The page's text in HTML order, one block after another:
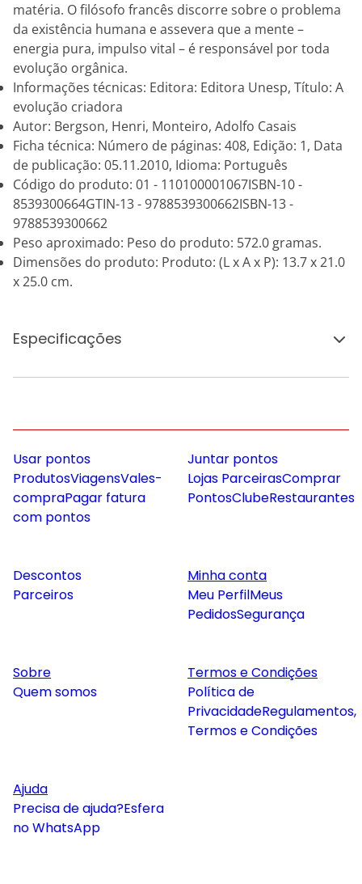
matéria. O filósofo francês discorre sobre o problema
da existência humana e assevera que a mente –
energia pura, impulso vital – é responsável por toda
evolução orgânica.
Informações técnicas: Editora: Editora Unesp, Título: A
evolução criadora
Autor: Bergson, Henri, Monteiro, Adolfo Casais
Ficha técnica: Número de páginas: 408, Edição: 1, Data
de publicação: 05.11.2010, Idioma: Português
Código do produto: 01 - 110100001067ISBN-10 -
8539300664GTIN-13 - 9788539300662ISBN-13 -
9788539300662
Peso aproximado: Peso do produto: 572.0 gramas.
Dimensões do produto: Produto: (L x A x P): 13.7 x 21.0
x 25.0 cm.
Especificações
Usar pontos
ProdutosViagensVales-
compraPagar fatura
com pontos
Juntar pontos
Lojas ParceirasComprar
PontosClubeRestaurantes
Descontos
Parceiros
Minha conta
Meu PerfilMeus
PedidosSegurança
Sobre
Quem somos
Termos e Condições
Política de
PrivacidadeRegulamentos,
Termos e Condições
Ajuda
Precisa de ajuda?Esfera
no WhatsApp